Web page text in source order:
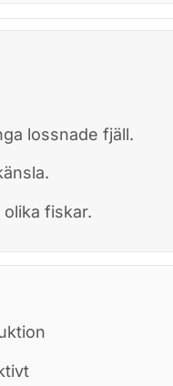
lossnade fjäll.
fiskar.